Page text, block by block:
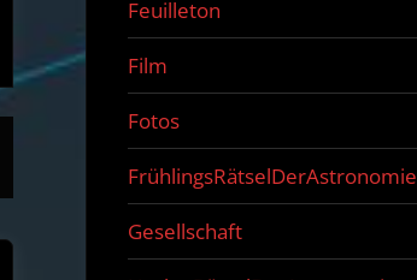
Feuilleton
Film
Fotos
FrühlingsRätselDerAstronomie
Gesellschaft